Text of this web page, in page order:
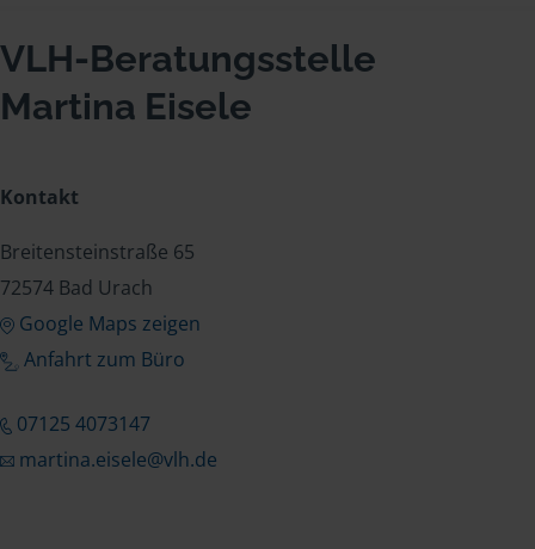
VLH-Beratungsstelle
Martina Eisele
Kontakt
Breitensteinstraße 65
72574 Bad Urach
Google Maps zeigen
Anfahrt zum Büro
07125 4073147
martina.eisele@vlh.de